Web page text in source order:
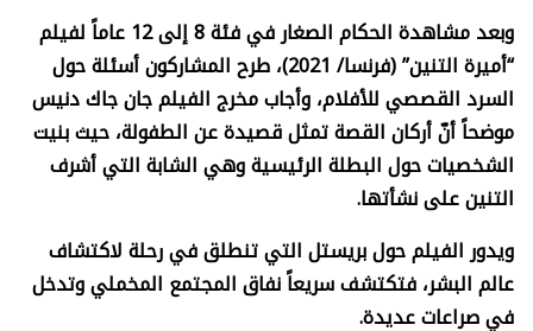
وبعد مشاهدة الحكام الصغار في فئة 8 إلى 12 عاماً لفيلم
“أميرة التنين” (فرنسا/ 2021)، طرح المشاركون أسئلة حول
السرد القصصي للأفلام، وأجاب مخرج الفيلم جان جاك دنيس
موضحاً أنّ أركان القصة تمثل قصيدة عن الطفولة، حيث بنيت
الشخصيات حول البطلة الرئيسية وهي الشابة التي أشرف
التنين على نشأتها.
ويدور الفيلم حول بريستل التي تنطلق في رحلة لاكتشاف
عالم البشر، فتكتشف سريعاً نفاق المجتمع المخملي وتدخل
في صراعات عديدة.